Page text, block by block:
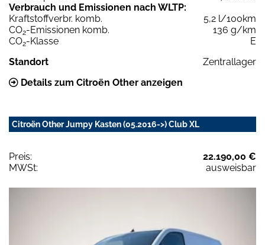
Verbrauch und Emissionen nach WLTP:
Kraftstoffverbr. komb.
5,2 l/100km
CO2-Emissionen komb.
136 g/km
CO2-Klasse
E
Standort
Zentrallager
Details zum Citroën Other anzeigen
Citroën Other Jumpy Kasten (05.2016->) Club XL
Preis:
22.190,00 €
MWSt:
ausweisbar